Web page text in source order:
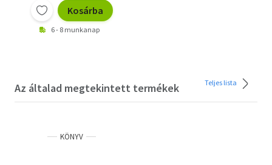
Kosárba
6 - 8 munkanap
Az általad megtekintett termékek Teljes lista
KÖNYV